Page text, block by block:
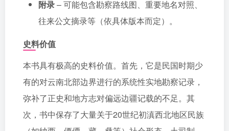
附录– 可能包含勘察路线图、重要地名对照、
往来公文摘录等（依具体版本而定）。
史料价值
本书具有极高的史料价值。首先，它是民国时期少
有的对云南北部边界进行的系统性实地勘察记录，
弥补了正史和地方志对偏远边疆记载的不足。其
次，书中保存了大量关于20世纪初滇西北地区民族